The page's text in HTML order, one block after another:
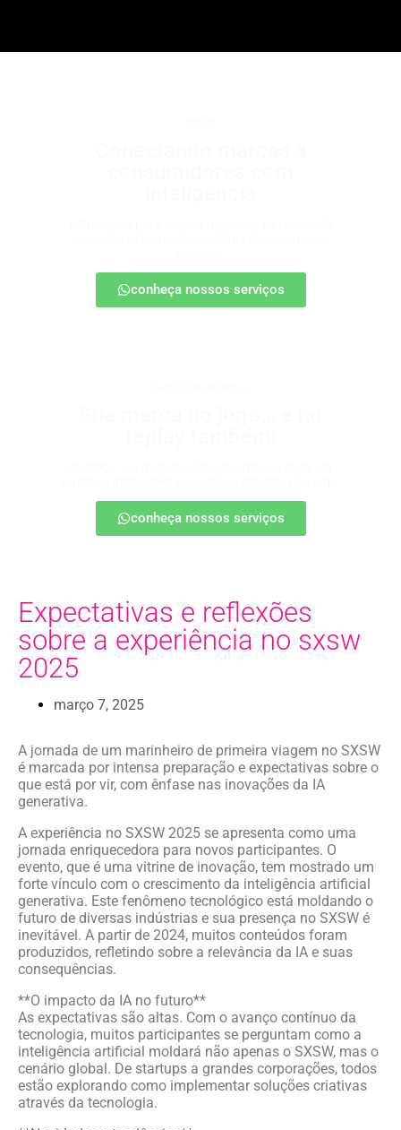
conheça nossos serviços
conheça nossos serviços
Expectativas e reflexões
sobre a experiência no sxsw
2025
março 7, 2025
A jornada de um marinheiro de primeira viagem no SXSW
é marcada por intensa preparação e expectativas sobre o
que está por vir, com ênfase nas inovações da IA
generativa.
A experiência no SXSW 2025 se apresenta como uma
jornada enriquecedora para novos participantes. O
evento, que é uma vitrine de inovação, tem mostrado um
forte vínculo com o crescimento da inteligência artificial
generativa. Este fenômeno tecnológico está moldando o
futuro de diversas indústrias e sua presença no SXSW é
inevitável. A partir de 2024, muitos conteúdos foram
produzidos, refletindo sobre a relevância da IA e suas
consequências.
**O impacto da IA no futuro**
As expectativas são altas. Com o avanço contínuo da
tecnologia, muitos participantes se perguntam como a
inteligência artificial moldará não apenas o SXSW, mas o
cenário global. De startups a grandes corporações, todos
estão explorando como implementar soluções criativas
através da tecnologia.